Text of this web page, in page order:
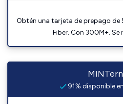
Obtén una tarjeta de prepago
Fiber. Con 300M+. Se
91% disponible